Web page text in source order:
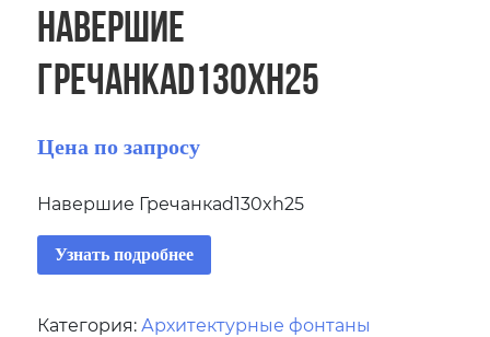
Навершие
Гречанкаd130xh25
Цена по запросу
Навершие Гречанкаd130xh25
Узнать подробнее
Категория:Архитектурные фонтаны